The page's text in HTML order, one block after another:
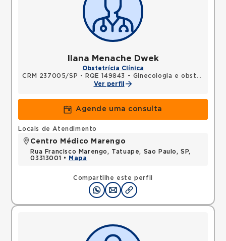
Ilana Menache Dwek
Obstetrícia Clínica
CRM 237005/SP •
RQE 149843 - Ginecologia e obstetrícia
Ver perfil
Agende uma consulta
Compartilhe este perfil
Locais de Atendimento
Centro Médico Marengo
Rua Francisco Marengo, Tatuape, Sao Paulo, SP,
03313001 •
Mapa